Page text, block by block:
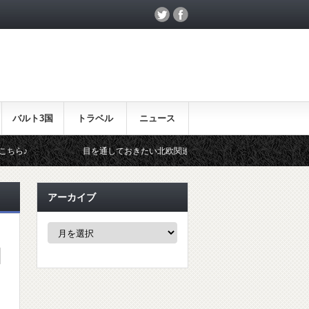
バルト3国 トラベル ニュース
目を通しておきたい北欧関連のイベント！ 北欧らしいギフト
アーカイブ
ア
ブ